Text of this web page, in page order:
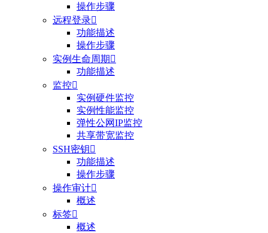
操作步骤
远程登录
功能描述
操作步骤
实例生命周期 
功能描述
监控
实例硬件监控
实例性能监控
弹性公网IP监控
共享带宽监控
SSH密钥
功能描述
操作步骤
操作审计
概述
标签
概述